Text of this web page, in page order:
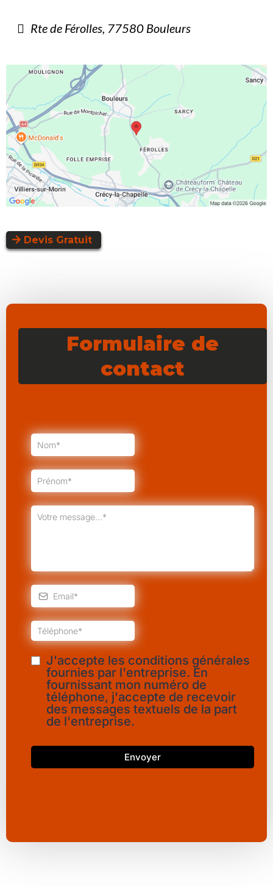
Rte de Férolles, 77580 Bouleurs
Devis Gratuit
Formulaire de
contact
J'accepte les conditions générales
fournies par l'entreprise. En
fournissant mon numéro de
téléphone, j'accepte de recevoir
des messages textuels de la part
de l'entreprise.
Envoyer